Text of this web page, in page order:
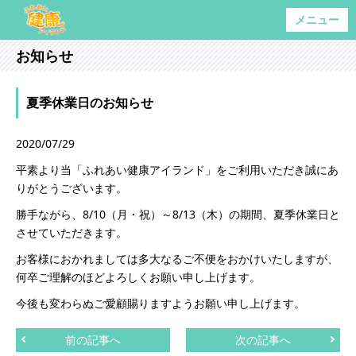
メニュー
お知らせ
夏季休業日のお知らせ
2020/07/29
平素より当「ふれあい健康アイランド」をご利用いただき誠にあ
りがとうございます。
勝手ながら、8/10（月・祝）～8/13（木）の期間、夏季休業日と
させていただきます。
お客様におかれましては多大なるご不便をおかけいたしますが、
何卒ご理解のほどよろしくお願い申し上げます。
今後も変わらぬご愛顧賜りますようお願い申し上げます。
前の記事へ 次の記事へ